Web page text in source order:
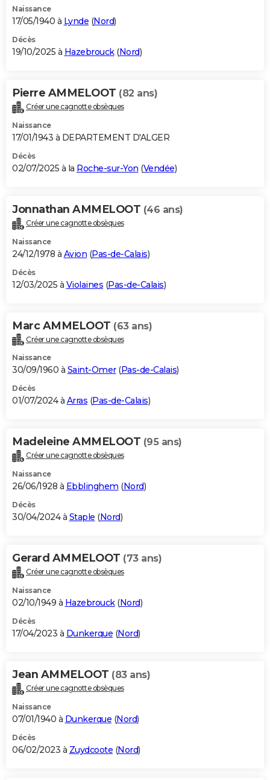
Dictionnaire
Biographies
Citations
Expressions
Proverbes
PROGRAMME TV
S'inscrire
Se connecter
Lycées
Collèges
Primaires
Universités
Entreprises
Service militaire
Avis de recherche
AVIS DE DÉCÈS
Bricolage
Lifestyle
Culture
Sport
Auto
Television
Voyage
Cinema
Naissance
17/05/1940 à Lynde (Nord)
Décès
19/10/2025 à Hazebrouck(Nord)
Pierre AMMELOOT (82 ans)
Créer une cagnotte obsèques
Naissance
17/01/1943 à DEPARTEMENT D'ALGER
Décès
02/07/2025 à la Roche-sur-Yon (Vendée)
Jonnathan AMMELOOT (46 ans)
Créer une cagnotte obsèques
Naissance
24/12/1978 à Avion (Pas-de-Calais)
Décès
12/03/2025 à Violaines (Pas-de-Calais)
Marc AMMELOOT (63 ans)
Créer une cagnotte obsèques
Naissance
30/09/1960 à Saint-Omer(Pas-de-Calais)
Décès
01/07/2024 à Arras (Pas-de-Calais)
Madeleine AMMELOOT (95 ans)
Créer une cagnotte obsèques
Naissance
26/06/1928 à Ebblinghem (Nord)
Décès
30/04/2024 à Staple (Nord)
Gerard AMMELOOT (73 ans)
Créer une cagnotte obsèques
Naissance
02/10/1949 à Hazebrouck(Nord)
Décès
17/04/2023 à Dunkerque (Nord)
Jean AMMELOOT (83 ans)
Créer une cagnotte obsèques
Naissance
07/01/1940 à Dunkerque (Nord)
Décès
06/02/2023 à Zuydcoote (Nord)